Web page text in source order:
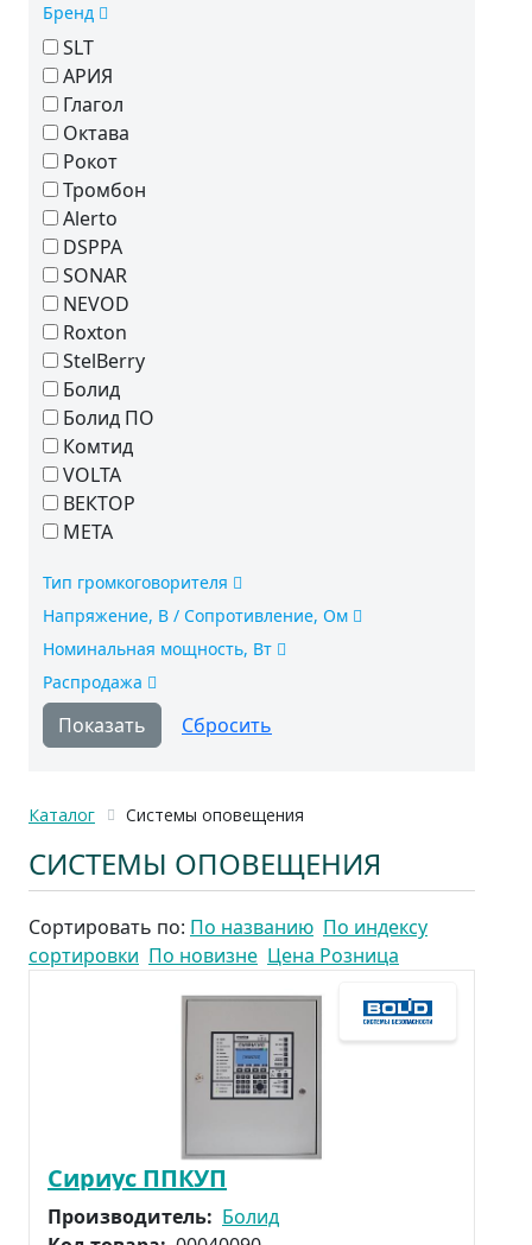
Бренд
SLT
АРИЯ
Глагол
Октава
Рокот
Тромбон
Alerto
DSPPA
SONAR
NEVOD
Roxton
StelBerry
Болид
Болид ПО
Комтид
VOLTA
ВЕКТОР
МЕТА
Тип громкоговорителя
Напряжение, В / Сопротивление, Ом
Номинальная мощность, Вт
Распродажа
Каталог Системы оповещения
СИСТЕМЫ ОПОВЕЩЕНИЯ
Сортировать по: По названию По индексу
сортировки По новизне Цена Розница
Сириус ППКУП
Производитель: Болид